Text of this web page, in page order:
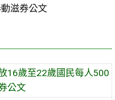
滋券公文
16歲至22歲國民每人500
公文